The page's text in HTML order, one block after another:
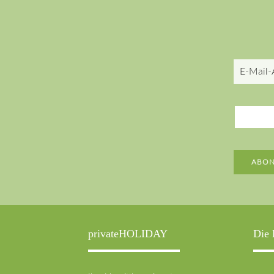
E-
Mail-
privateHOLIDAY Die